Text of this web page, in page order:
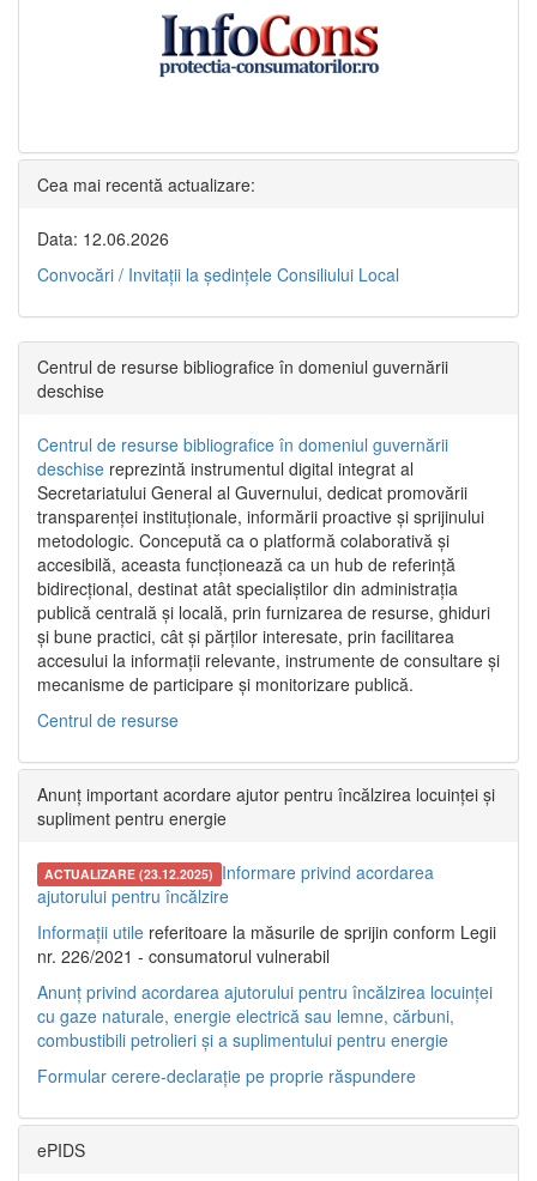
Cea mai recentă actualizare:
Data: 12.06.2026
Convocări / Invitaţii la şedinţele Consiliului Local
Centrul de resurse bibliografice în domeniul guvernării
deschise
Centrul de resurse bibliografice în domeniul guvernării
deschise reprezintă instrumentul digital integrat al
Secretariatului General al Guvernului, dedicat promovării
transparenței instituționale, informării proactive și sprijinului
metodologic. Concepută ca o platformă colaborativă și
accesibilă, aceasta funcționează ca un hub de referință
bidirecțional, destinat atât specialiștilor din administrația
publică centrală și locală, prin furnizarea de resurse, ghiduri
și bune practici, cât și părților interesate, prin facilitarea
accesului la informații relevante, instrumente de consultare și
mecanisme de participare și monitorizare publică.
Centrul de resurse
Anunț important acordare ajutor pentru încălzirea locuinței și
supliment pentru energie
ACTUALIZARE (23.12.2025) Informare privind acordarea
ajutorului pentru încălzire
Informații utile referitoare la măsurile de sprijin conform Legii
nr. 226/2021 - consumatorul vulnerabil
Anunț privind acordarea ajutorului pentru încălzirea locuinței
cu gaze naturale, energie electrică sau lemne, cărbuni,
combustibili petrolieri și a suplimentului pentru energie
Formular cerere-declarație pe proprie răspundere
ePIDS